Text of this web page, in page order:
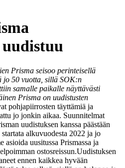
uudistuu
Prisma seisoo perinteisellä
jo 50 vuotta, sillä SOK:n
samalle paikalle näyttävästi
Prisma on uudistusten
pohjapiirrosten täyttämiä ja
jo jonkin aikaa. Suunnitelmat
uudistuksen kanssa päästään
alkuvuodesta 2022 ja jo
asioida uusitussa Prismassa ja
ostosreissun.Uudistuksen
ennen kaikkea hyvään